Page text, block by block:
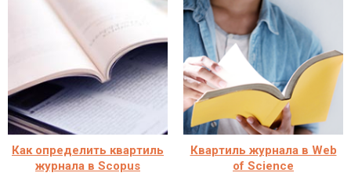
Как определить квартиль
журнала в Scopus
Квартиль журнала в Web
of Science